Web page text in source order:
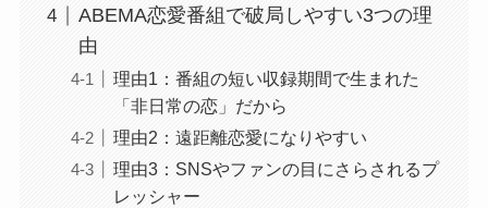
ABEMA恋愛番組で破局しやすい3つの理
由
理由1：番組の短い収録期間で生まれた
「非日常の恋」だから
理由2：遠距離恋愛になりやすい
理由3：SNSやファンの目にさらされるプ
レッシャー